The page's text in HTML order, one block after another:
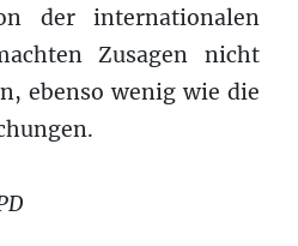
der internationalen
Zusagen nicht
ebenso wenig wie die